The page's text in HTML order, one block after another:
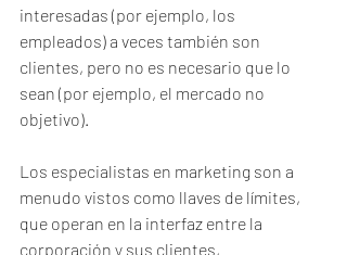
interesadas (por ejemplo, los
empleados) a veces también son
clientes, pero no es necesario que lo
sean (por ejemplo, el mercado no
objetivo).
Los especialistas en marketing son a
menudo vistos como llaves de límites,
que operan en la interfaz entre la
corporación y sus clientes,